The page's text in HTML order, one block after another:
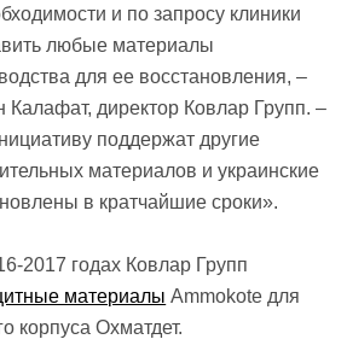
и по запросу клиники
любые материалы
для ее восстановления, ­–
Калафат, директор Ковлар Групп. –
поддержат другие
материалов и украинские
в кратчайшие сроки».
2017 годах Ковлар Групп
материалы Ammokote для
корпуса Охматдет.